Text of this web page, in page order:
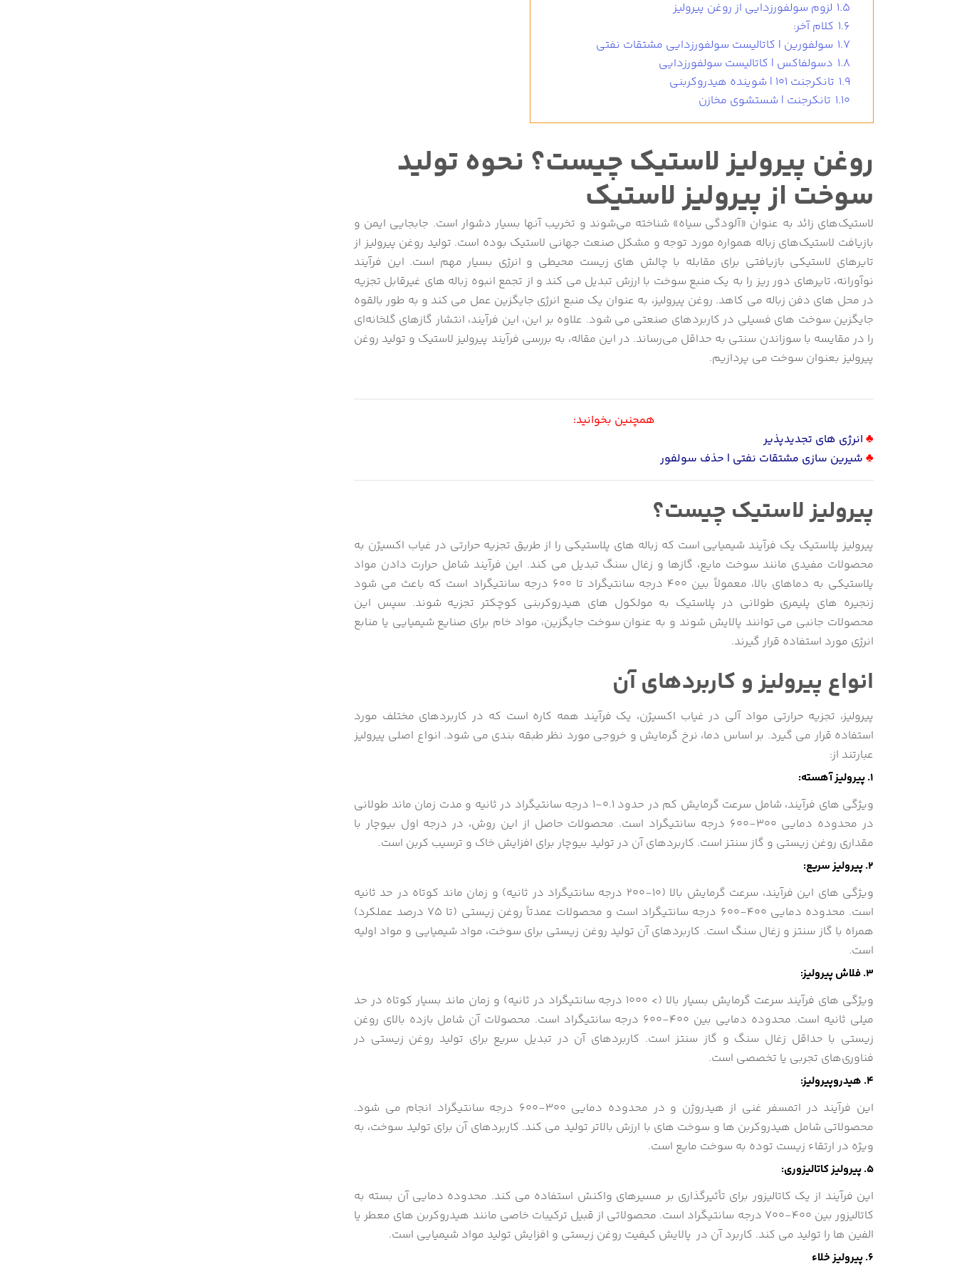
1.5 لزوم سولفورزدایی از روغن پیرولیز
1.6 کلام آخر:
1.7 سولفورین | کاتالیست سولفورزدایی مشتقات نفتی
1.8 دسولفاکس | کاتالیست سولفورزدایی
1.9 تانکرجنت 101 | شوینده هیدروکربنی
1.10 تانکرجنت | شستشوی مخازن
روغن پیرولیز لاستیک چیست؟ نحوه تولید
سوخت از پیرولیز لاستیک
لاستیک‌های زائد به عنوان «آلودگی سیاه» شناخته می‌شوند و تخریب آنها بسیار دشوار است. جابجایی ایمن و
بازیافت لاستیک‌های زباله همواره مورد توجه و مشکل صنعت جهانی لاستیک بوده است. تولید روغن پیرولیز از
تایرهای لاستیکی بازیافتی برای مقابله با چالش های زیست محیطی و انرژی بسیار مهم است. این فرآیند
نوآورانه، تایرهای دور ریز را به یک منبع سوخت با ارزش تبدیل می کند و از تجمع انبوه زباله های غیرقابل تجزیه
در محل های دفن زباله می کاهد. روغن پیرولیز، به عنوان یک منبع انرژی جایگزین عمل می کند و به طور بالقوه
جایگزین سوخت های فسیلی در کاربردهای صنعتی می شود. علاوه بر این، این فرآیند، انتشار گازهای گلخانه‌ای
را در مقایسه با سوزاندن سنتی به حداقل می‌رساند. در این مقاله، به بررسی فرآیند پیرولیز لاستیک و تولید روغن
پیرولیز بعنوان سوخت می پردازیم.
همچنین بخوانید:
♣ انرژی های تجدیدپذیر
♣ شیرین سازی مشتقات نفتی | حذف سولفور
پیرولیز لاستیک چیست؟
پیرولیز پلاستیک یک فرآیند شیمیایی است که زباله های پلاستیکی را از طریق تجزیه حرارتی در غیاب اکسیژن به
محصولات مفیدی مانند سوخت مایع، گازها و زغال سنگ تبدیل می کند. این فرآیند شامل حرارت دادن مواد
پلاستیکی به دماهای بالا، معمولاً بین 400 درجه سانتیگراد تا 600 درجه سانتیگراد است که باعث می شود
زنجیره های پلیمری طولانی در پلاستیک به مولکول های هیدروکربنی کوچکتر تجزیه شوند. سپس این
محصولات جانبی می توانند پالایش شوند و به عنوان سوخت جایگزین، مواد خام برای صنایع شیمیایی یا منابع
انرژی مورد استفاده قرار گیرند.
انواع پیرولیز و کاربردهای آن
پیرولیز، تجزیه حرارتی مواد آلی در غیاب اکسیژن، یک فرآیند همه کاره است که در کاربردهای مختلف مورد
استفاده قرار می گیرد. بر اساس دما، نرخ گرمایش و خروجی مورد نظر طبقه بندی می شود. انواع اصلی پیرولیز
عبارتند از:
1. پیرولیز آهسته:
ویژگی های فرآیند، شامل سرعت گرمایش کم در حدود 0.1-1 درجه سانتیگراد در ثانیه و مدت زمان ماند طولانی
در محدوده دمایی 300-600 درجه سانتیگراد است. محصولات حاصل از این روش، در درجه اول بیوچار با
مقداری روغن زیستی و گاز سنتز است. کاربردهای آن در تولید بیوچار برای افزایش خاک و ترسیب کربن است.
2. پیرولیز سریع:
ویژگی های این فرآیند، سرعت گرمایش بالا (10-200 درجه سانتیگراد در ثانیه) و زمان ماند کوتاه در حد ثانیه
است. محدوده دمایی 400-600 درجه سانتیگراد است و محصولات عمدتاً روغن زیستی (تا 75 درصد عملکرد)
همراه با گاز سنتز و زغال سنگ است. کاربردهای آن تولید روغن زیستی برای سوخت، مواد شیمیایی و مواد اولیه
است.
3. فلاش پیرولیز:
ویژگی های فرآیند سرعت گرمایش بسیار بالا (> 1000 درجه سانتیگراد در ثانیه) و زمان ماند بسیار کوتاه در حد
میلی ثانیه است. محدوده دمایی بین 400-600 درجه سانتیگراد است. محصولات آن شامل بازده بالای روغن
زیستی با حداقل زغال سنگ و گاز سنتز است. کاربردهای آن در تبدیل سریع برای تولید روغن زیستی در
فناوری‌های تجربی یا تخصصی است.
4. هیدروپیرولیز:
این فرآیند در اتمسفر غنی از هیدروژن و در محدوده دمایی 300-600 درجه سانتیگراد انجام می شود.
محصولاتی شامل هیدروکربن ها و سوخت های با ارزش بالاتر تولید می کند. کاربردهای آن برای تولید سوخت، به
ویژه در ارتقاء زیست توده به سوخت مایع است.
5. پیرولیز کاتالیزوری:
این فرآیند از یک کاتالیزور برای تأثیرگذاری بر مسیرهای واکنش استفاده می کند. محدوده دمایی آن بسته به
کاتالیزور بین 400-700 درجه سانتیگراد است. محصولاتی از قبیل ترکیبات خاصی مانند هیدروکربن های معطر یا
الفین ها را تولید می کند. کاربرد آن در پالایش کیفیت روغن زیستی و افزایش تولید مواد شیمیایی است.
6. پیرولیز خلاء